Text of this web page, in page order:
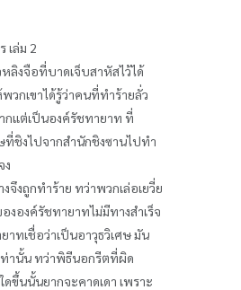
เล่ม 2
หลิงจือที่บาดเจ็บสาหัสไว้ได้
วกเขาได้รู้ว่าคนที่ทำร้ายลั่ว
กแต่เป็นองค์รัชทายาท ที่
ที่ชิงไปจากสำนักชิงซานไปทำ
ง
จึงถูกทำร้าย ทว่าพวกเล่อเยวี่ย
งองค์รัชทายาทไม่มีทางสำเร็จ
าทเชื่อว่าเป็นอาวุธวิเศษ มัน
ท่านั้น ทว่าพิธีนอกรีตที่ผิด
ดขึ้นนั้นยากจะคาดเดา เพราะ